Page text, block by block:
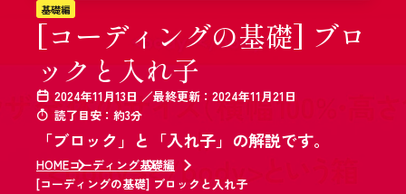
基礎編
[コーディングの基礎] ブロ
ックと入れ子
2024年11月13日 ／最終更新：2024年11月21日
読了目安：約3分
「ブロック」と「入れ子」の解説です。
HOMEコーディング基礎編
[コーディングの基礎] ブロックと入れ子